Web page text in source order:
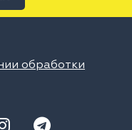
обработки